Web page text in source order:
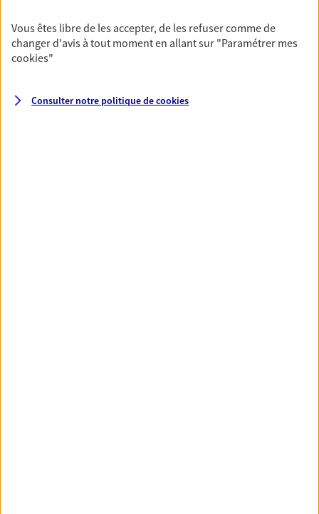
Couvrez vos dépenses de santé ainsi que celles de
votre famille avec la complémentaire santé qui
vous ressemble.
Prévoyance
Vous êtes libre de les accepter, de les refuser comme de
changer d'avis à tout moment en allant sur "Paramétrer mes
cookies"
Consulter notre politique decookies